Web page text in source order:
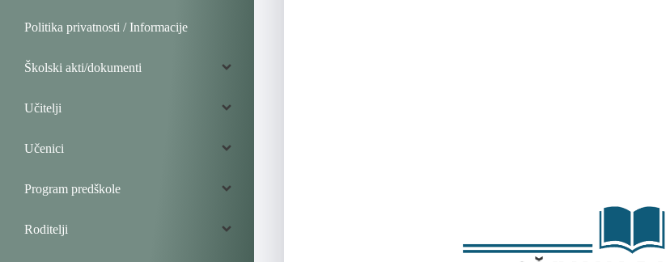
Politika privatnosti / Informacije
Školski akti/dokumenti
Učitelji
Učenici
Program predškole
Roditelji